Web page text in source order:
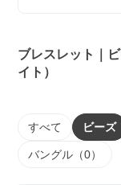
ブレスレット｜
イト）
すべて ビーズ
バングル（0）